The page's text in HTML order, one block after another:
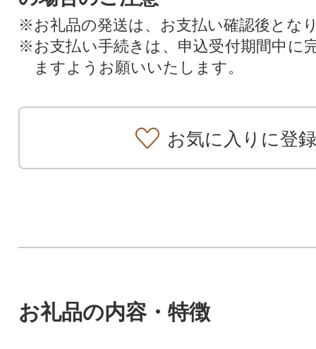
※お礼品の発送は、お支払い確認後とな
※お支払い手続きは、申込受付期間中に
ますようお願いいたします。
お気に入りに登録
お礼品の内容・特徴